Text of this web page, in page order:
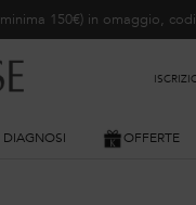
150€) in omaggio,
DIAGNOSI OFFERTE